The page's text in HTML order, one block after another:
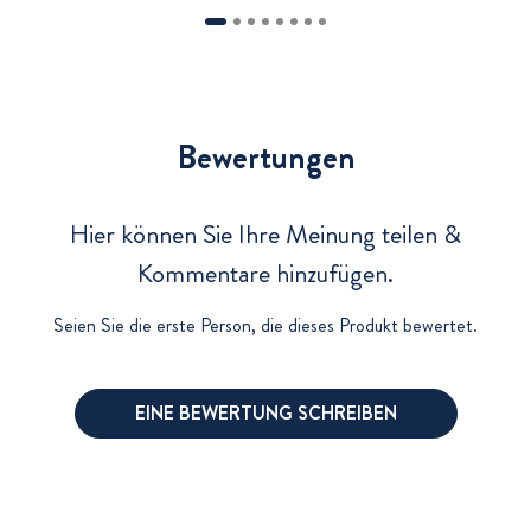
Bewertungen und Rezensionen
Bewertungen
Hier können Sie Ihre Meinung teilen &
Kommentare hinzufügen.
Seien Sie die erste Person, die dieses Produkt bewertet.
EINE BEWERTUNG SCHREIBEN